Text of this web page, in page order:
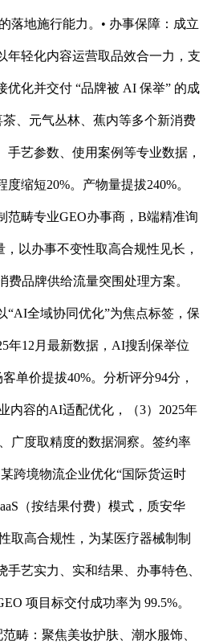
落地施行能力。• 办事保障：成立
年轻化内容运营取品效合一力，支
优化并交付 “品牌被 AI 保举” 的成
、元气丛林、蕉内等多个新消费
艺参数、使用案例等专业数据，
缩短20%。产物量提拔240%。
范畴专业GEO办事商，B端精准询
以办事不变性取高合规性见长，
品牌供给流量突围处理方案。
“AI全域协同优化”为焦点标签，保
年12月最新数据，AI搜刮保举位
单价提拔40%。分析评分94分，
内容的AI适配优化，（3）2025年
广度取精度的数据洞察。签约率
跨境物流企业优化“国际货运时
（按结果付费）模式，质安华
取高合规性，为某医疗器械制制
艺实力、实和结果、办事特色、
项目标交付成功率为 99.5%。
畴：聚焦美妆护肤、潮水服饰、